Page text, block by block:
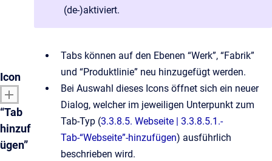
(de-)aktiviert.
Icon
“Tab
hinzuf
ügen”
Tabs können auf den Ebenen “Werk”, “Fabrik”
und “Produktlinie” neu hinzugefügt werden.
Bei Auswahl dieses Icons öffnet sich ein neuer
Dialog, welcher im jeweiligen Unterpunkt zum
Tab-Typ (3.3.8.5. Webseite | 3.3.8.5.1.-
Tab-“Webseite”-hinzufügen) ausführlich
beschrieben wird.